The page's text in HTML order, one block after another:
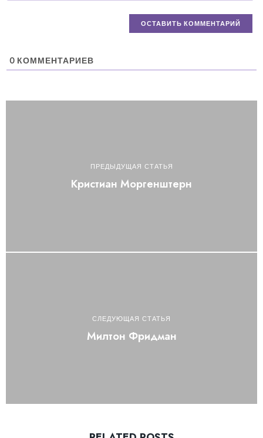
0 КОММЕНТАРИЕВ
ПРЕДЫДУЩАЯ СТАТЬЯ
Кристиан Моргенштерн
СЛЕДУЮЩАЯ СТАТЬЯ
Милтон Фридман